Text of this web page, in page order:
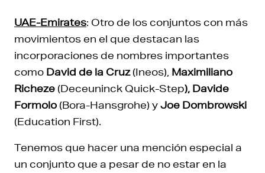
UAE-Emirates: Otro de los conjuntos con más
movimientos en el que destacan las
incorporaciones de nombres importantes
como David de la Cruz(Ineos), Maximiliano
Richeze (Deceuninck Quick-Step), Davide
Formolo (Bora-Hansgrohe) yJoe Dombrowski
(Education First).
Tenemos que hacer una mención especial a
un conjunto que a pesar de no estar en la